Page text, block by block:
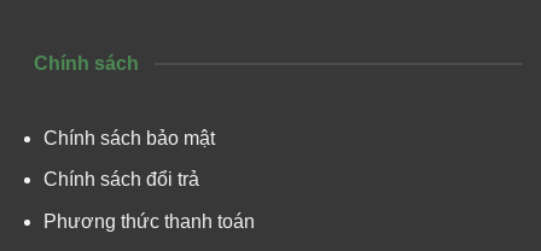
Chính sách
Chính sách bảo mật
Chính sách đổi trả
Phương thức thanh toán